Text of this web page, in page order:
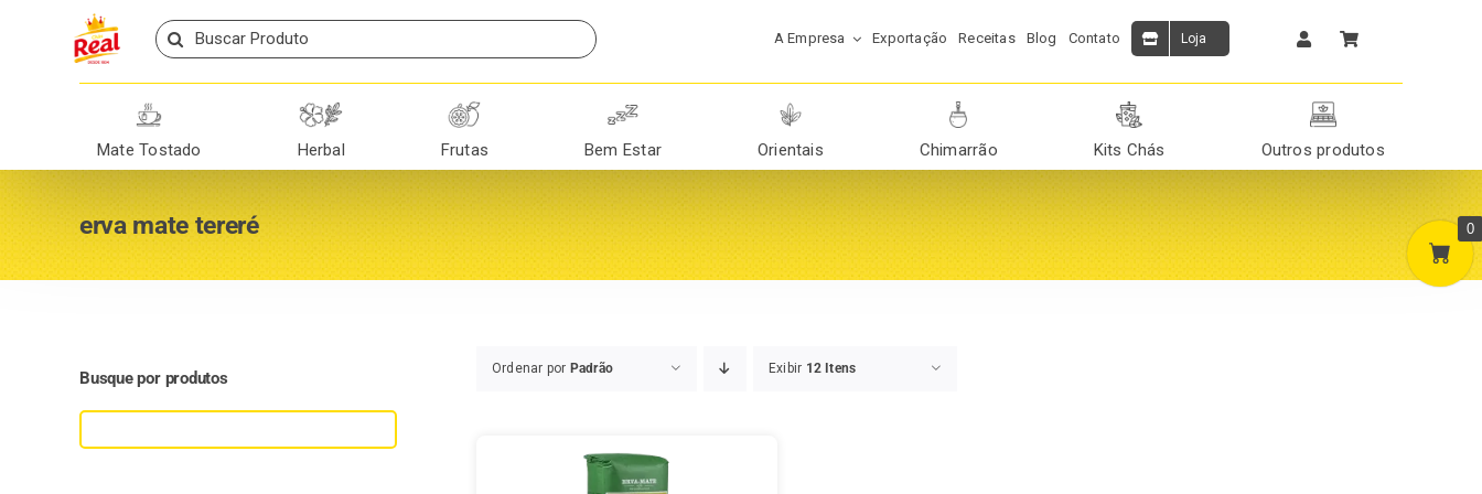
Search
for:
A Empresa Exportação Receitas Blog Contato Loja
Mate Tostado Herbal Frutas Bem Estar Orientais Chimarrão Kits Chás Outros produtos
erva mate tereré
Ordenar por Padrão Exibir 12 Itens
Busque por produtos
0